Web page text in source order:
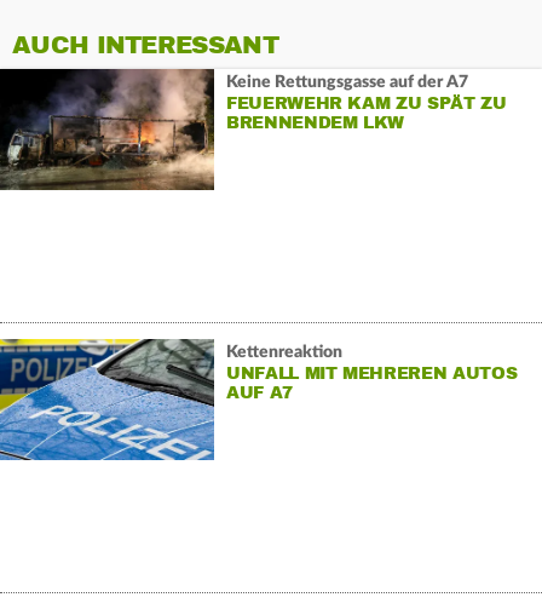
AUCH INTERESSANT
Keine Rettungsgasse auf der A7
FEUERWEHR KAM ZU SPÄT ZU
BRENNENDEM LKW
Kettenreaktion
UNFALL MIT MEHREREN AUTOS
AUF A7